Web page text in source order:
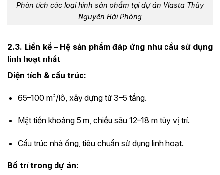
Phân tích các loại hình sản phẩm tại dự án Vlasta Thủy
Nguyên Hải Phòng
2.3. Liền kề – Hệ sản phẩm đáp ứng nhu cầu sử dụng
linh hoạt nhất
Diện tích & cấu trúc:
65–100 m²/lô, xây dựng từ 3–5 tầng.
Mặt tiền khoảng 5 m, chiều sâu 12–18 m tùy vị trí.
Cấu trúc nhà ống, tiêu chuẩn sử dụng linh hoạt.
Bố trí trong dự án: